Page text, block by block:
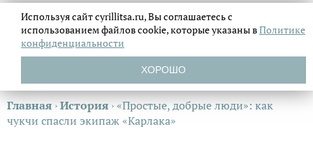
Главная ›История ›«Простые, добрые люди»: как
чукчи спасли экипаж «Карлака»
Используя сайт cyrillitsa.ru, Вы соглашаетесь с
использованием файловcookie, которые указаны вПолитике
конфиденциальности
ХОРОШО